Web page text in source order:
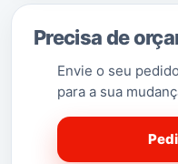
Precisa de
Envie o seu
para a sua